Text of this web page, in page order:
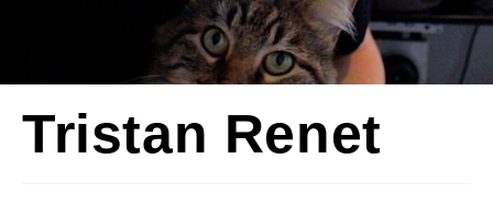
Tristan Renet